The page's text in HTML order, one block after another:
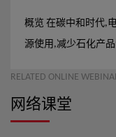
概览 在碳中和时代,
源使用,减少石化产
电动汽车进入了一
度智能显微镜解决方
RELATED ONLINE
网络课堂